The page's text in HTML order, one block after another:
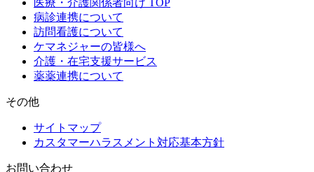
医療・介護関係者向け TOP
病診連携について
訪問看護について
ケマネジャーの皆様へ
介護・在宅支援サービス
薬薬連携について
その他
サイトマップ
カスタマーハラスメント対応基本方針
お問い合わせ